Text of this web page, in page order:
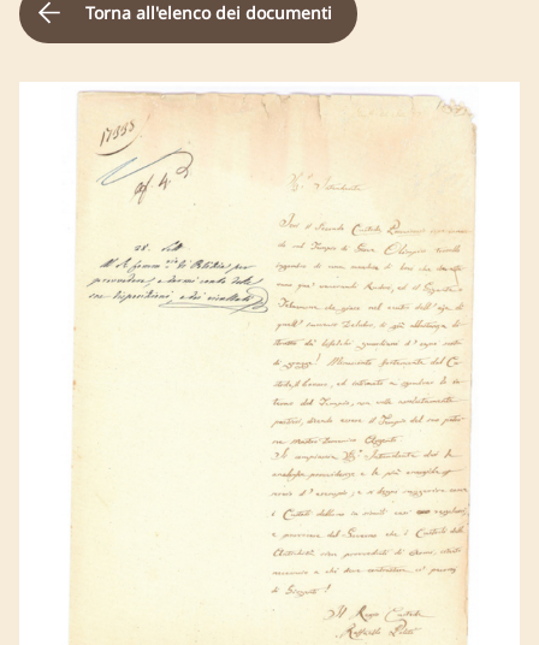
Torna all'elenco dei documenti